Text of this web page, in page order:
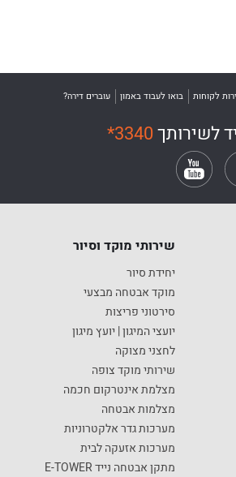
לקוחות בואו לעבוד באמון עוברים דירה?
לשירותך*3340
שירותי מוקד וסיור
יחידת סיור
מוקד אבטחה מבצעי
סירטוני פריצות
יועצי המיגון | יועץ מיגון
לחצני מצוקה
שירותי מוקד צופה
מצלמת אינטרקום חכמה
מצלמות אבטחה
מערכות גדר אלקטרוניות
מערכות אזעקה לבית
מתקן אבטחה נייד E-TOWER